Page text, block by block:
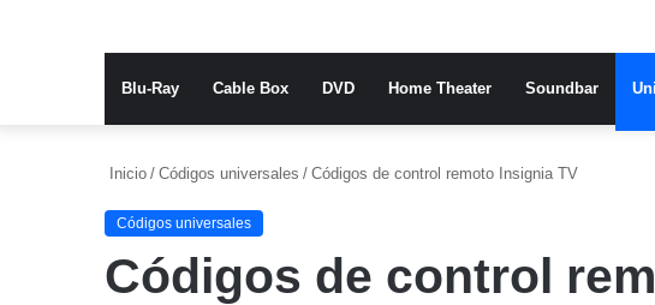
Blu-Ray Cable Box DVD Home Theater Soundbar
Inicio / Códigos universales / Códigos de control remoto Insignia TV
Códigos universales
Códigos de control